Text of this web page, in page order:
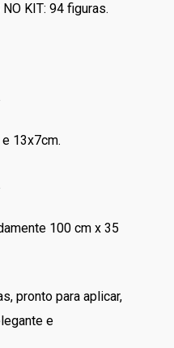
KIT: 94 figuras.
13x7cm.
100 cm x 35
pronto para aplicar,
e